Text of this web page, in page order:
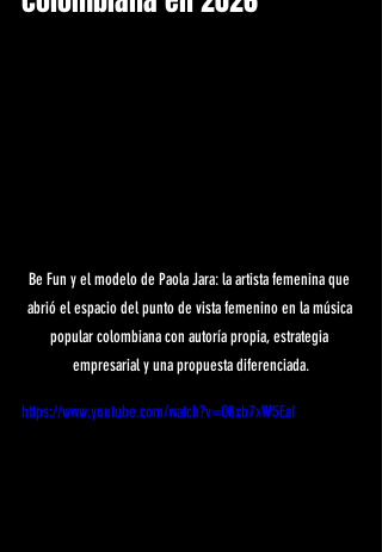
Be Fun y el modelo de Paola Jara: la artista femenina que
abrió el espacio del punto de vista femenino en la música
popular colombiana con autoría propia, estrategia
empresarial y una propuesta diferenciada.
https://www.youtube.com/watch?v=O8xb7xW5EaI